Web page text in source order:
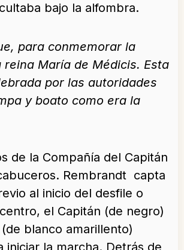
bajo la alfombra.
para conmemorar la
reina María de Médicis. Esta
por las autoridades
y boato como era la
de la Compañía del Capitán
Rembrandt capta
al inicio del desfile o
el Capitán (de negro)
blanco amarillento)
iniciar la marcha. Detrás de